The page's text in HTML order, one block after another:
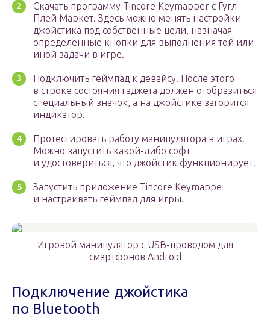
Скачать программу Tincore Keymapper с Гугл
Плей Маркет. Здесь можно менять настройки
джойстика под собственные цели, назначая
определённые кнопки для выполнения той или
иной задачи в игре.
Подключить геймпад к девайсу. После этого
в строке состояния гаджета должен отобразиться
специальный значок, а на джойстике загорится
индикатор.
Протестировать работу манипулятора в играх.
Можно запустить какой-либо софт
и удостовериться, что джойстик функционирует.
Запустить приложение Tincore Keymappe
и настраивать геймпад для игры.
Игровой манипулятор с USB-проводом для
смартфонов Android
Подключение джойстика
по Bluetooth